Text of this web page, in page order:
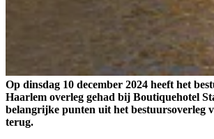
Op dinsdag 10 december 2024 heeft het
Haarlem overleg gehad bij Boutiquehotel
belangrijke punten uit het bestuursoverleg
terug.